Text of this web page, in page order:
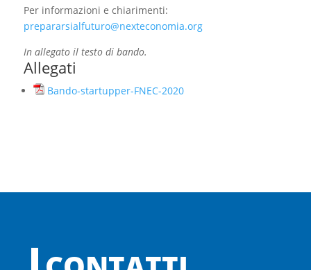
Per informazioni e chiarimenti:
prepararsialfuturo@nexteconomia.org
In allegato il testo di bando.
Allegati
Bando-startupper-FNEC-2020